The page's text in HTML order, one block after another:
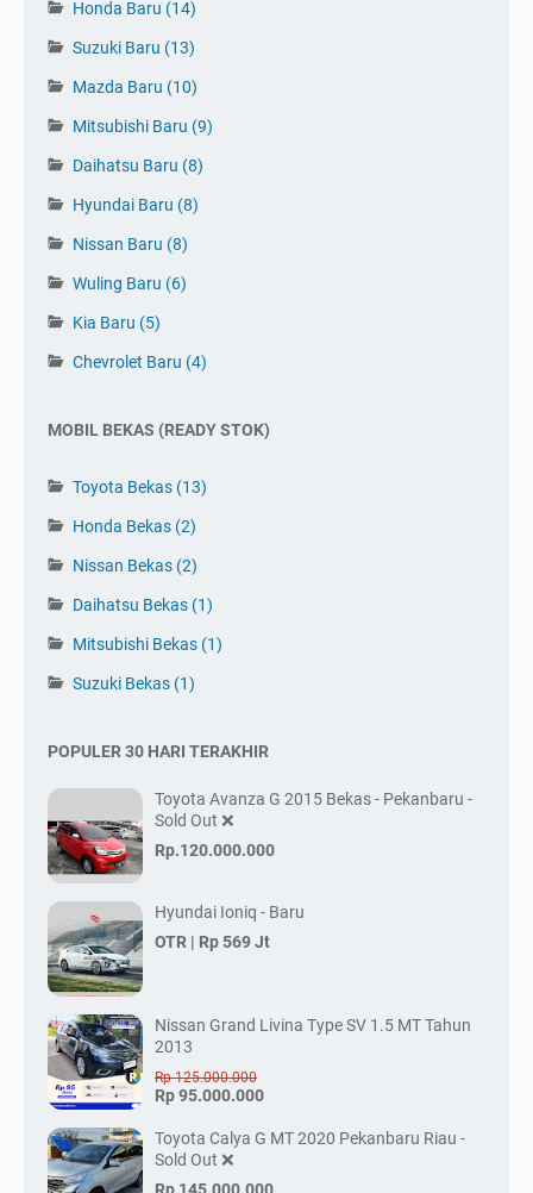
Honda Baru (14)
Suzuki Baru (13)
Mazda Baru (10)
Mitsubishi Baru (9)
Daihatsu Baru (8)
Hyundai Baru (8)
Nissan Baru (8)
Wuling Baru (6)
Kia Baru (5)
Chevrolet Baru (4)
MOBIL BEKAS (READY STOK)
Toyota Bekas (13)
Honda Bekas (2)
Nissan Bekas (2)
Daihatsu Bekas (1)
Mitsubishi Bekas (1)
Suzuki Bekas (1)
POPULER 30 HARI TERAKHIR
Toyota Avanza G 2015 Bekas - Pekanbaru -
Sold Out ❌
Rp.120.000.000
Hyundai Ioniq - Baru
OTR | Rp 569 Jt
Nissan Grand Livina Type SV 1.5 MT Tahun
2013
Rp 125.000.000
Rp 95.000.000
Toyota Calya G MT 2020 Pekanbaru Riau -
Sold Out ❌